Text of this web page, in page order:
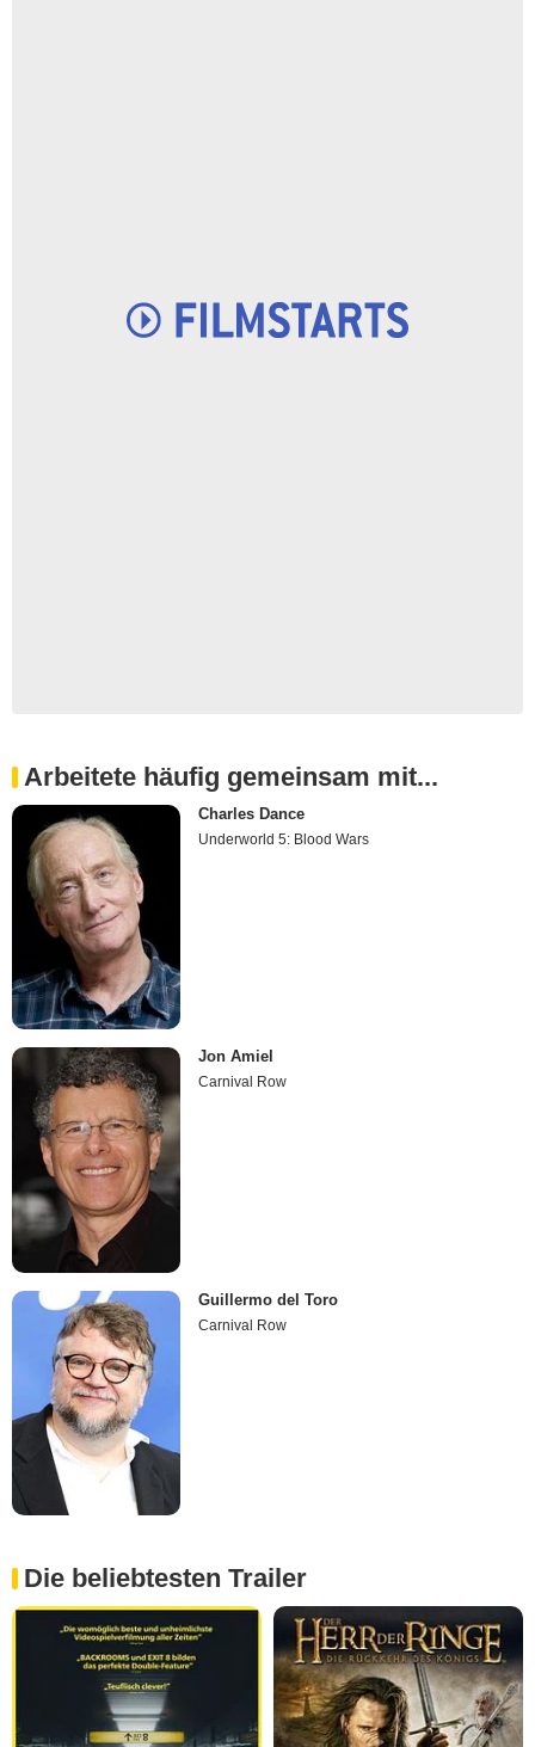
Arbeitete häufig gemeinsam mit...
Charles Dance
Underworld 5: Blood Wars
Jon Amiel
Carnival Row
Guillermo del Toro
Carnival Row
Die beliebtesten Trailer